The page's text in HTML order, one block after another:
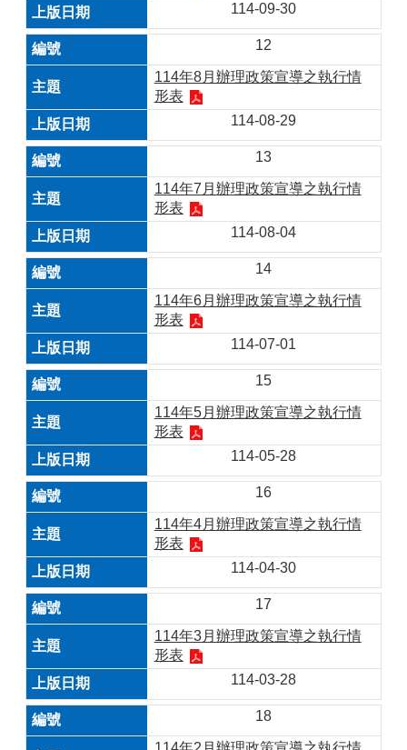
114-09-30
12
114年8月辦理政策宣導之執行情
形表
114-08-29
13
114年7月辦理政策宣導之執行情
形表
114-08-04
14
114年6月辦理政策宣導之執行情
形表
114-07-01
15
114年5月辦理政策宣導之執行情
形表
114-05-28
16
114年4月辦理政策宣導之執行情
形表
114-04-30
17
114年3月辦理政策宣導之執行情
形表
114-03-28
18